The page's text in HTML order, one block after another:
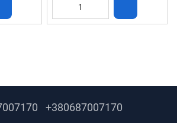
+380687007170